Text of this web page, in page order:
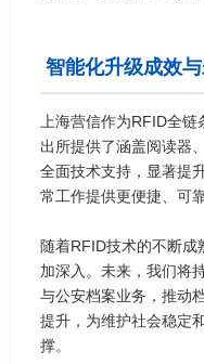
智能化升级成效
上海营信作为RFID全
出所提供了涵盖阅读器
全面技术支持，显著提
常工作提供更便捷、可
随着RFID技术的不断成
加深入。未来，我们将
与公安档案业务，推动
提升，为维护社会稳定
撑。